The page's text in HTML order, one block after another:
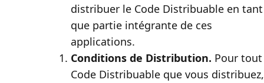
distribuer le Code Distribuable en tant
que partie intégrante de ces
applications.
Conditions de Distribution. Pour tout
Code Distribuable que vous distribuez,